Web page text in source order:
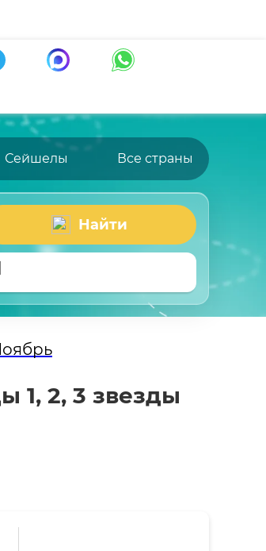
Сейшелы Все страны
Найти
1, 2, 3 звезды